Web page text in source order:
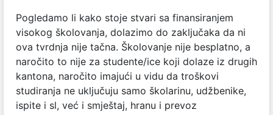
Pogledamo li kako stoje stvari sa finansiranjem
visokog školovanja, dolazimo do zaključaka da ni
ova tvrdnja nije tačna. Školovanje nije besplatno, a
naročito to nije za studente/ice koji dolaze iz drugih
kantona, naročito imajući u vidu da troškovi
studiranja ne uključuju samo školarinu, udžbenike,
ispite i sl, već i smještaj, hranu i prevoz